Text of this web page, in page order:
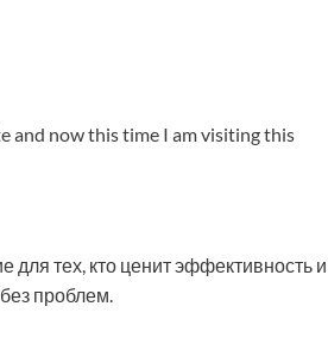
and now this time I am visiting this
тех, кто ценит эффективность и
проблем.